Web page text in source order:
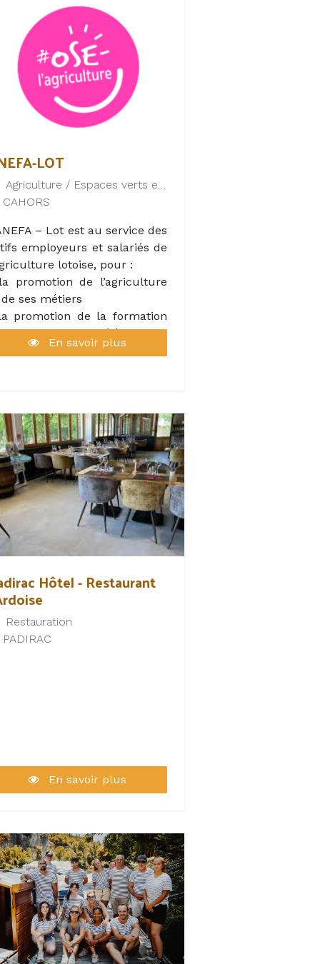
votre séjour soit familial,
ou professionnel, La
offre une belle escale
au cœur du Lot.
une table
des végétaux et du
Reconnu pour son action
faveur du développement
son champ
s’est diversifié
assurer de nouvelles
: Bois-énergie, Eau
250 agents, répartis sur
différents sites du
LOT
Agriculture / Espaces verts et naturels
CAHORS
– Lot est au service des
employeurs et salariés de
lotoise, pour :
promotion de l’agriculture
ses métiers
promotion de la formation
pour les élèves, les
et les demandeurs
recrute.org" sur le
la mise en œuvre de
avec les acteurs
de l’emploi et
la formation.
En savoir plus
Hôtel - Restaurant
Restauration
PADIRAC
En savoir plus